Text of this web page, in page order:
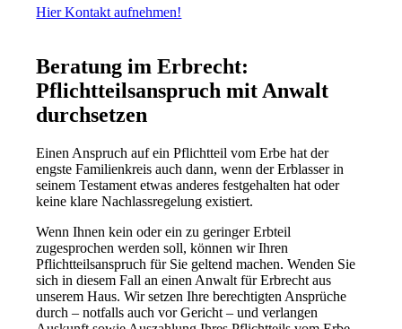
Hier Kontakt aufnehmen!
Beratung im Erbrecht:
Pflichtteilsanspruch mit Anwalt
durchsetzen
Einen Anspruch auf ein Pflichtteil vom Erbe hat der
engste Familienkreis auch dann, wenn der Erblasser in
seinem Testament etwas anderes festgehalten hat oder
keine klare Nachlassregelung existiert.
Wenn Ihnen kein oder ein zu geringer Erbteil
zugesprochen werden soll, können wir Ihren
Pflichtteilsanspruch für Sie geltend machen. Wenden Sie
sich in diesem Fall an einen Anwalt für Erbrecht aus
unserem Haus. Wir setzen Ihre berechtigten Ansprüche
durch – notfalls auch vor Gericht – und verlangen